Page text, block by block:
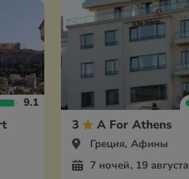
9.1
3 A For Athens
Греция, Афины
7 ночей, 19 августа